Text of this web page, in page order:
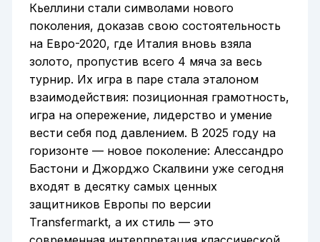
Кьеллини стали символами нового
поколения, доказав свою состоятельность
на Евро-2020, где Италия вновь взяла
золото, пропустив всего 4 мяча за весь
турнир. Их игра в паре стала эталоном
взаимодействия: позиционная грамотность,
игра на опережение, лидерство и умение
вести себя под давлением. В 2025 году на
горизонте — новое поколение: Алессандро
Бастони и Джорджо Скалвини уже сегодня
входят в десятку самых ценных
защитников Европы по версии
Transfermarkt, а их стиль — это